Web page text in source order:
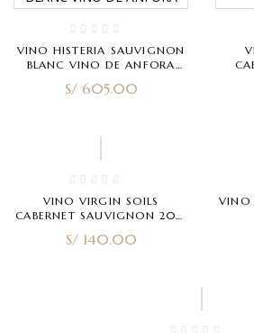
VINO HISTERIA SAUVIGNON
BLANC VINO DE ANFORA
2021 750ML
S/605.00
VINO VIRGIN SOILS
CABERNET SAUVIGNON 2021
S/140.00
VINO